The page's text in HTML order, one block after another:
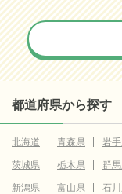
都道府県から探す
北海道 青森県 岩
茨城県
栃木県 群
新潟県
富山県 石